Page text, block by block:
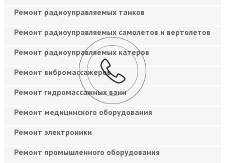
Ремонт радиоуправляемых танков
Ремонт радиоуправляемых самолетов и вертолетов
Ремонт радиоуправляемых катеров
Ремонт вибромассажеров
Ремонт гидромассажных ванн
Ремонт медицинского оборудования
Ремонт электроники
Ремонт промышленного оборудования